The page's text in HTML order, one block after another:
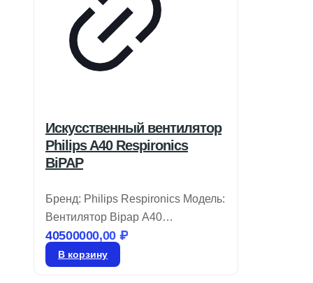
Искусственный вентилятор
Philips A40 Respironics
BiPAP
Бренд: Philips Respironics Модель:
Вентилятор Bipap A40
Вентилятор BiPAP A40 от Philips
Respironics объединяет удобство
40500000,00 ₽
В корзину